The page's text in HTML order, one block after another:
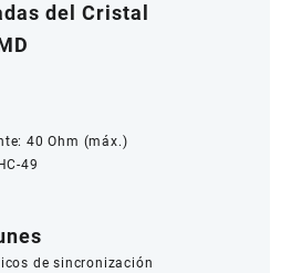
del Cristal
40 Ohm (máx.)
49
de sincronización